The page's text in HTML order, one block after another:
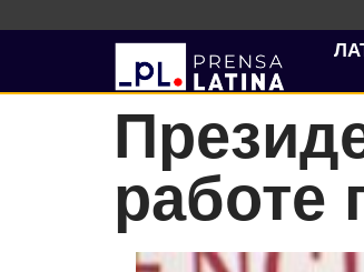
работе